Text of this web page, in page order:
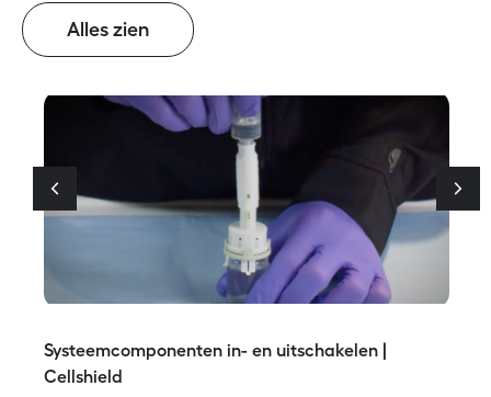
Alles zien
Systeemcomponenten in- en uitschakelen |
Cellshield